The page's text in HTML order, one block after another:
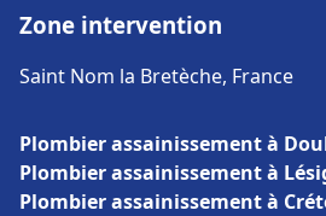
Zone intervention
Saint Nom la Bretèche, France
Plombier assainissement à
Plombier assainissement à
Plombier assainissement à